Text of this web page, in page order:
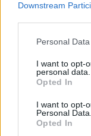
Downstream
Personal
I want to opt-
personal data.
Opted In
I want to opt-
Personal Data.
Opted In
Πρωινή